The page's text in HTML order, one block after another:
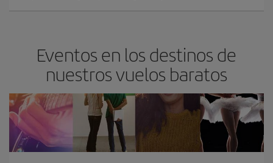
Eventos en los destinos de
nuestros vuelos baratos